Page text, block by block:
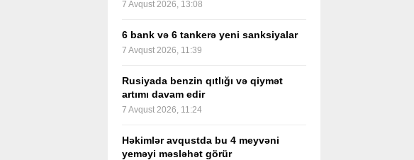
7 Avqust 2026, 13:08
6 bank və 6 tankerə yeni sanksiyalar
7 Avqust 2026, 11:39
Rusiyada benzin qıtlığı və qiymət
artımı davam edir
7 Avqust 2026, 11:24
Həkimlər avqustda bu 4 meyvəni
yeməyi məsləhət görür